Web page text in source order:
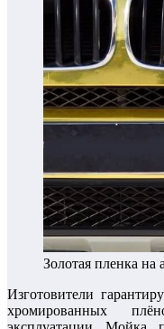
Золотая пленка на
Изготовители
хромированных